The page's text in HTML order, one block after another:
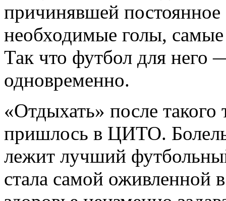
причинявшей постоянное
необходимые голы,
Так что футбол для него
одновременно.
«Отдыхать» после такого
пришлось в ЦИТО.
лежит лучший
стала самой оживленной